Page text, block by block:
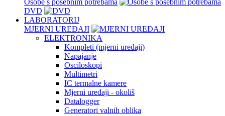
Osobe s posebnim potrebama
DVD
LABORATORIJ
MJERNI UREĐAJI
ELEKTRONIKA
Kompleti (mjerni uređaji)
Napajanje
Osciloskopi
Multimetri
IC termalne kamere
Mjerni uređaji - okoliš
Datalogger
Generatori valnih oblika